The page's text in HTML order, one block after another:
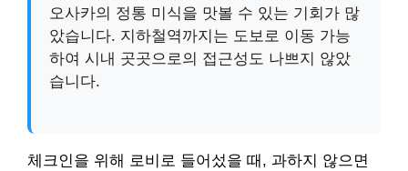
오사카의 정통 미식을 맛볼 수 있는 기회가 많
았습니다. 지하철역까지는 도보로 이동 가능
하여 시내 곳곳으로의 접근성도 나쁘지 않았
습니다.
체크인을 위해 로비로 들어섰을 때, 과하지 않으면